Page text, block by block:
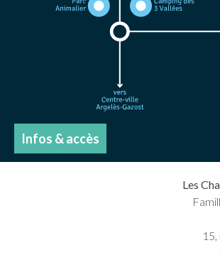
Infos & accès
Les